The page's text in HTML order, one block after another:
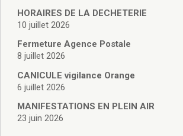
Cadastre
Actes d’état civil
Budget de Fonctionnement
Budget d’Investissement
Conseils municipaux
Règlement du conseil municipal
HORAIRES DE LA DECHETERIE
10 juillet 2026
Fermeture Agence Postale
8 juillet 2026
CANICULE vigilance Orange
6 juillet 2026
MANIFESTATIONS EN PLEIN AIR
23 juin 2026